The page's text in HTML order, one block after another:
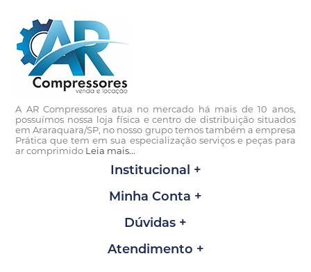
A AR Compressores atua no mercado há mais de 10 anos,
possuímos nossa loja física e centro de distribuição situados
em Araraquara/SP, no nosso grupo temos também a empresa
Prática que tem em sua especialização serviços e peças para
ar comprimido Leia mais...
Institucional
Minha Conta
Dúvidas
Atendimento